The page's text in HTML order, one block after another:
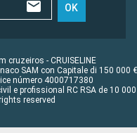
OK
cruzeiros - CRUISELINE
SAM con Capitale di 150 000 €
número 4000717380
e profissional RC RSA de 10 000
reserved